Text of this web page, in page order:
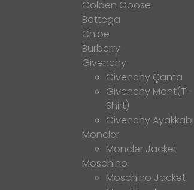
Golden Goose
Bottega
Chloe
Burberry
Givenchy
Givenchy Çanta
Givenchy Mont(T-
Shirt)
Givenchy Ayakkabı
Moncler
Moncler Jacket
Moschino
Moschino Jacket